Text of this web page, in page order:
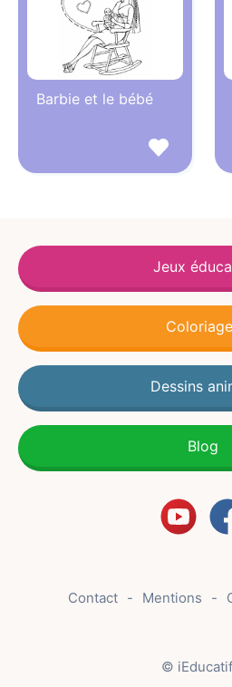
Barbie et le bébé
Jeux
Dessins
Blog
Contact Mentions
©